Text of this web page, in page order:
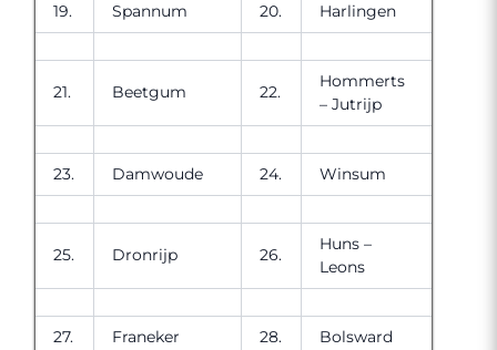
19. Spannum 20. Harlingen
21. Beetgum 22.
Hommerts
– Jutrijp
23. Damwoude 24. Winsum
25. Dronrijp 26.
Huns –
Leons
27. Franeker 28. Bolsward